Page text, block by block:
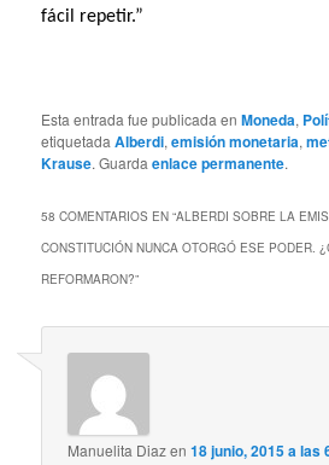
fácil repetir.”
Esta entrada fue publicada enMoneda,
etiquetadaAlberdi,emisión monetaria,
Krause. Guardaenlace permanente.
58 COMENTARIOS EN “ALBERDI SOBRE LA
CONSTITUCIÓN NUNCA OTORGÓ ESE PODER.
REFORMARON?”
Manuelita Diazen18 junio, 2015 a las